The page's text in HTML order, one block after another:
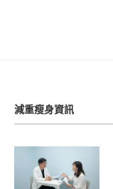
減重瘦身資訊